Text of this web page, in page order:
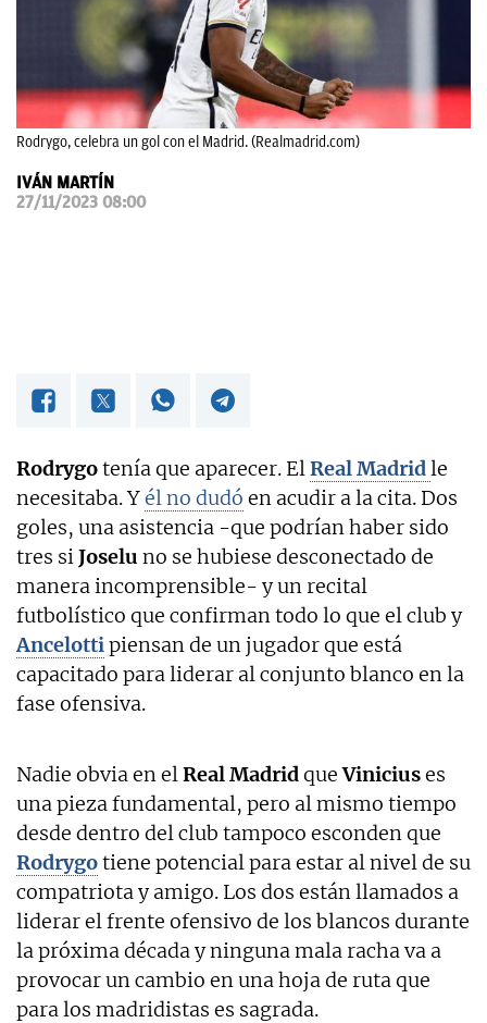
Rodrygo, celebra un gol con el Madrid. (Realmadrid.com)
IVÁN MARTÍN
27/11/2023 08:00
Rodrygotenía que aparecer. ElReal Madridle
necesitaba. Yél no dudó en acudir a la cita. Dos
goles, una asistencia -que podrían haber sido
tres siJoselu no se hubiese desconectado de
manera incomprensible- y un recital
futbolístico que confirman todo lo que el club y
Ancelottipiensan de un jugador que está
capacitado para liderar al conjunto blanco en la
fase ofensiva.
Nadie obvia en elReal MadridqueViniciuses
una pieza fundamental, pero al mismo tiempo
desde dentro del club tampoco esconden que
Rodrygotiene potencial para estar al nivel de su
compatriota y amigo. Los dos están llamados a
liderar el frente ofensivo de los blancos durante
la próxima década y ninguna mala racha va a
provocar un cambio en una hoja de ruta que
para los madridistas es sagrada.